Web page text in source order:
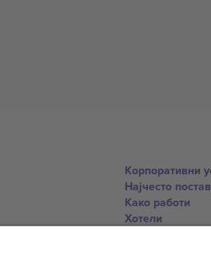
Корпоративни
Најчесто
Како работи
Хотели